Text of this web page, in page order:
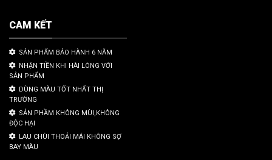
CAM KẾT
SẢN PHẨM BẢO HÀNH 6 NĂM
NHẬN TIỀN KHI HÀI LÒNG VỚI
SẢN PHẨM
DÙNG MÀU TỐT NHẤT THỊ
TRƯỜNG
SẢN PHẦM KHÔNG MÙI,KHÔNG
ĐỘC HẠI
LAU CHÙI THOẢI MÁI KHÔNG SỢ
BAY MÀU